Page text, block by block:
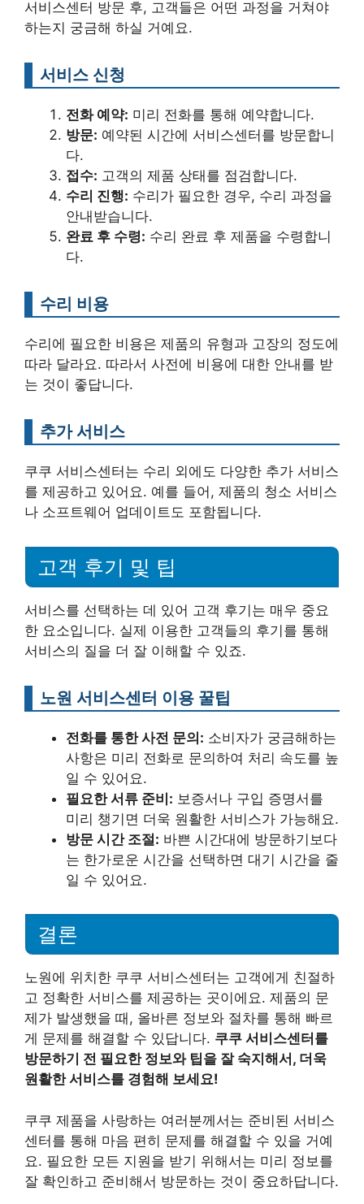
서비스센터 방문 후, 고객들은 어떤 과정을 거쳐야
하는지 궁금해 하실 거예요.
서비스 신청
전화 예약: 미리 전화를 통해 예약합니다.
방문: 예약된 시간에 서비스센터를 방문합니
다.
접수: 고객의 제품 상태를 점검합니다.
수리 진행: 수리가 필요한 경우, 수리 과정을
안내받습니다.
완료 후 수령: 수리 완료 후 제품을 수령합니
다.
수리 비용
수리에 필요한 비용은 제품의 유형과 고장의 정도에
따라 달라요. 따라서 사전에 비용에 대한 안내를 받
는 것이 좋답니다.
추가 서비스
쿠쿠 서비스센터는 수리 외에도 다양한 추가 서비스
를 제공하고 있어요. 예를 들어, 제품의 청소 서비스
나 소프트웨어 업데이트도 포함됩니다.
고객 후기 및 팁
서비스를 선택하는 데 있어 고객 후기는 매우 중요
한 요소입니다. 실제 이용한 고객들의 후기를 통해
서비스의 질을 더 잘 이해할 수 있죠.
노원 서비스센터 이용 꿀팁
전화를 통한 사전 문의: 소비자가 궁금해하는
사항은 미리 전화로 문의하여 처리 속도를 높
일 수 있어요.
필요한 서류 준비: 보증서나 구입 증명서를
미리 챙기면 더욱 원활한 서비스가 가능해요.
방문 시간 조절: 바쁜 시간대에 방문하기보다
는 한가로운 시간을 선택하면 대기 시간을 줄
일 수 있어요.
결론
노원에 위치한 쿠쿠 서비스센터는 고객에게 친절하
고 정확한 서비스를 제공하는 곳이에요. 제품의 문
제가 발생했을 때, 올바른 정보와 절차를 통해 빠르
게 문제를 해결할 수 있답니다. 쿠쿠 서비스센터를
방문하기 전 필요한 정보와 팁을 잘 숙지해서, 더욱
원활한 서비스를 경험해 보세요!
쿠쿠 제품을 사랑하는 여러분께서는 준비된 서비스
센터를 통해 마음 편히 문제를 해결할 수 있을 거예
요. 필요한 모든 지원을 받기 위해서는 미리 정보를
잘 확인하고 준비해서 방문하는 것이 중요하답니다.